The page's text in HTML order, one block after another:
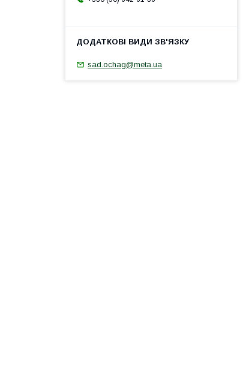
sad.ochag@meta.ua